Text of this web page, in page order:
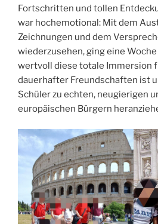
Fortschritten und tollen
war hochemotional: Mit dem
Zeichnungen und dem
wiederzusehen, ging eine Woche
wertvoll diese totale Immersion
dauerhafter Freundschaften ist
Schüler zu echten, neugierigen
europäischen Bürgern